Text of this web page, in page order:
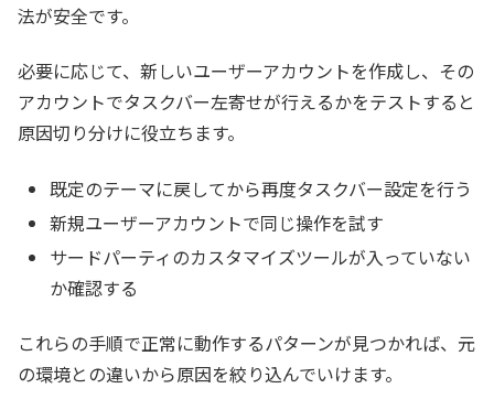
法が安全です。
必要に応じて、新しいユーザーアカウントを作成し、その
アカウントでタスクバー左寄せが行えるかをテストすると
原因切り分けに役立ちます。
既定のテーマに戻してから再度タスクバー設定を行う
新規ユーザーアカウントで同じ操作を試す
サードパーティのカスタマイズツールが入っていない
か確認する
これらの手順で正常に動作するパターンが見つかれば、元
の環境との違いから原因を絞り込んでいけます。